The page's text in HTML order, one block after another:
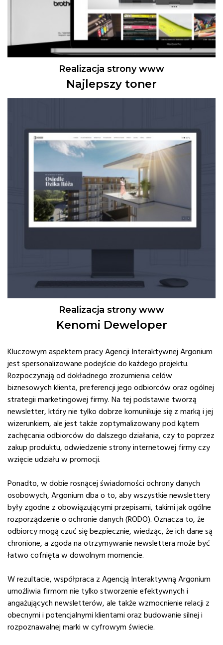
Realizacja strony www
Najlepszy toner
Realizacja strony www
Kenomi Deweloper
Kluczowym aspektem pracy Agencji Interaktywnej Argonium
jest spersonalizowane podejście do każdego projektu.
Rozpoczynają od dokładnego zrozumienia celów
biznesowych klienta, preferencji jego odbiorców oraz ogólnej
strategii marketingowej firmy. Na tej podstawie tworzą
newsletter, który nie tylko dobrze komunikuje się z marką i jej
wizerunkiem, ale jest także zoptymalizowany pod kątem
zachęcania odbiorców do dalszego działania, czy to poprzez
zakup produktu, odwiedzenie strony internetowej firmy czy
wzięcie udziału w promocji.
Ponadto, w dobie rosnącej świadomości ochrony danych
osobowych, Argonium dba o to, aby wszystkie newslettery
były zgodne z obowiązującymi przepisami, takimi jak ogólne
rozporządzenie o ochronie danych (RODO). Oznacza to, że
odbiorcy mogą czuć się bezpiecznie, wiedząc, że ich dane są
chronione, a zgoda na otrzymywanie newslettera może być
łatwo cofnięta w dowolnym momencie.
W rezultacie, współpraca z Agencją Interaktywną Argonium
umożliwia firmom nie tylko stworzenie efektywnych i
angażujących newsletterów, ale także wzmocnienie relacji z
obecnymi i potencjalnymi klientami oraz budowanie silnej i
rozpoznawalnej marki w cyfrowym świecie.